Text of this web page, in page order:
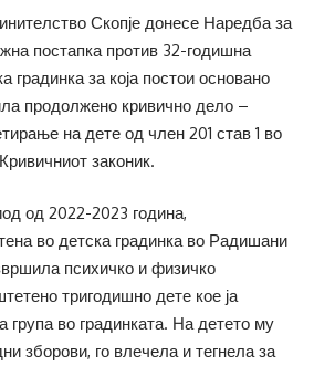
Скопје донесе Наредба за
постапка против 32-годишна
градинка за која постои основано
продолжено кривично дело –
на дете од член 201 став 1 во
законик.
од 2022-2023 година,
во детска градинка во Радишани
психичко и физичко
тригодишно дете кое ја
група во градинката. На детето му
зборови, го влечела и тегнела за